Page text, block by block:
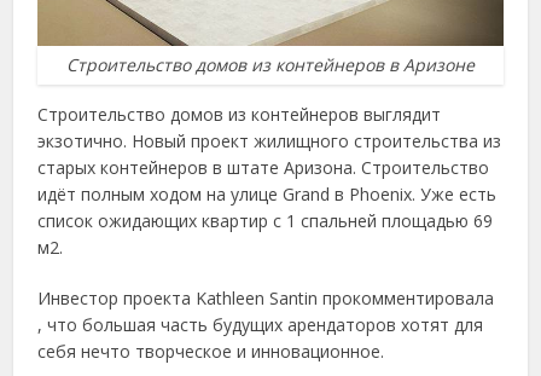
Строительство домов из контейнеров в Аризоне
Строительство домов из контейнеров выглядит
экзотично. Новый проект жилищного строительства из
старых контейнеров в штате Аризона. Строительство
идёт полным ходом на улице Grand в Phoenix. Уже есть
список ожидающих квартир с 1 спальней площадью 69
м2.
Инвестор проекта Kathleen Santin прокомментировала
, что большая часть будущих арендаторов хотят для
себя нечто творческое и инновационное.